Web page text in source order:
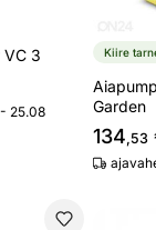
VC 3
25.08
Kiire
Garden
134,53